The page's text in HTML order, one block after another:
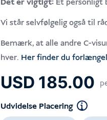
Vi står selvfølgelig også til
Bemærk, at alle andre C-
hver. Her finder du
USD 185.00
Udvidelse Placering